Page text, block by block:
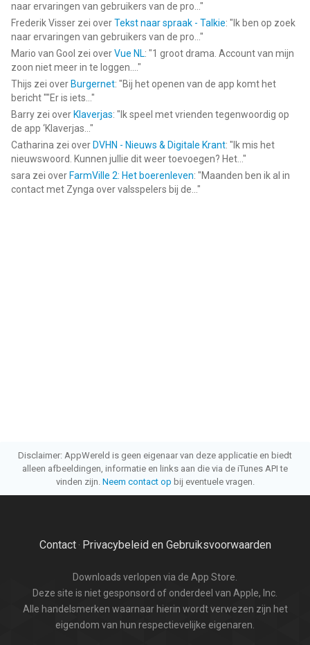
naar ervaringen van gebruikers van de pro... "
Frederik Visser zei overTekst naar spraak - Talkie: " Ik ben op zoek
naar ervaringen van gebruikers van de pro... "
Mario van Gool zei overVue NL: "1 groot drama. Account van mijn
zoon niet meer in te loggen.... "
Thijs zei over Burgernet: "Bij het openen van de app komt het
bericht ""Er is iets... "
Barry zei over Klaverjas: " Ik speel met vrienden tegenwoordig op
de app ‘Klaverjas... "
Catharina zei over DVHN - Nieuws & Digitale Krant: " Ik mis het
nieuwswoord. Kunnen jullie dit weer toevoegen? Het... "
sara zei over FarmVille 2: Het boerenleven: "Maanden ben ik al in
contact met Zynga over valsspelers bij de... "
Disclaimer: AppWereld is geen eigenaar van deze applicatie en biedt
alleen afbeeldingen, informatie en links aan die via de iTunes API te
vinden zijn. Neem contact op bij eventuele vragen.
Contact· Privacybeleid en Gebruiksvoorwaarden
Downloads verlopen via de App Store.
Deze site is niet gesponsord of onderdeel van Apple, Inc.
Alle handelsmerken waarnaar hierin wordt verwezen zijn het
eigendom van hun respectievelijke eigenaren.